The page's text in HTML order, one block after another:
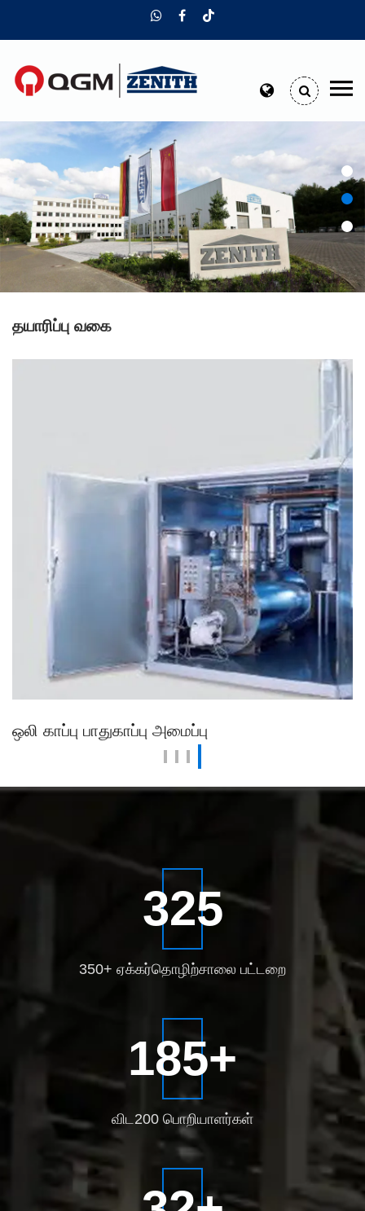
தயாரிப்பு வகை
ஒலி காப்பு பாதுகாப்பு அமைப்பு
350
350+ ஏக்கர்தொழிற்சாலை பட்டறை
200+
விட 200 பொறியாளர்கள்